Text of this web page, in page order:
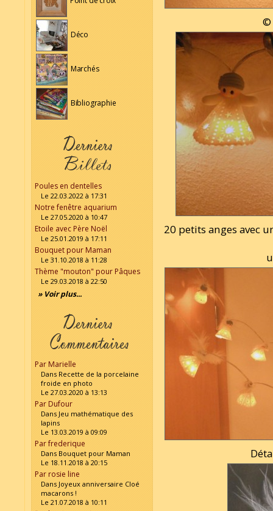
Déco
Marchés
Bibliographie
Poules en dentelles
Le 22.03.2022 à 17:31
Notre fenêtre aquarium
Le 27.05.2020 à 10:47
Etoile avec Père Noël
Le 25.01.2019 à 17:11
Bouquet pour Maman
Le 31.10.2018 à 11:28
Thème "mouton" pour Pâques
Le 29.03.2018 à 22:50
» Voir plus...
Par Marielle
Dans Recette de la porcelaine
froide en photo
Le 27.03.2020 à 13:13
Par Dufour
Dans Jeu mathématique des
lapins
Le 13.03.2019 à 09:09
Par frederique
Dans Bouquet pour Maman
Le 18.11.2018 à 20:15
Par rosie line
Dans Joyeux anniversaire Cloé
macarons !
Le 21.07.2018 à 10:11
©
20 petits anges avec